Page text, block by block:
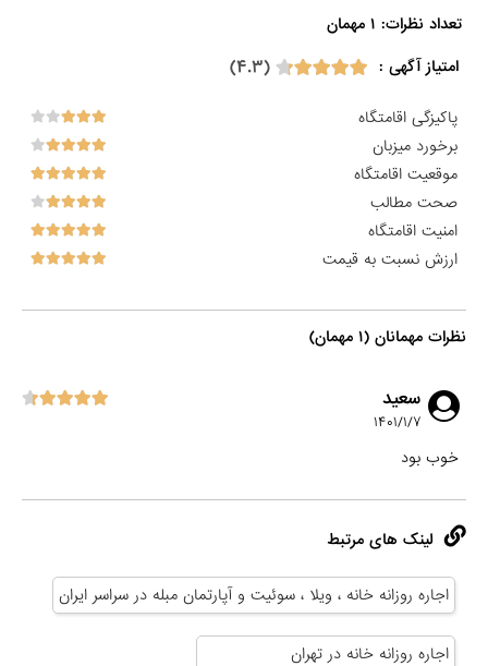
تعداد نظرات: ۱ مهمان
امتیاز آگهی :
(۴.۳)
پاکیزگی اقامتگاه
برخورد میزبان
موقعیت اقامتگاه
صحت مطالب
امنیت اقامتگاه
ارزش نسبت به قیمت
نظرات مهمانان (۱ مهمان)
سعید
۱۴۰۱/۱/۷
خوب بود
لینک های مرتبط
اجاره روزانه خانه ، ویلا ، سوئیت و آپارتمان مبله در سراسر ایران
اجاره روزانه خانه در تهران